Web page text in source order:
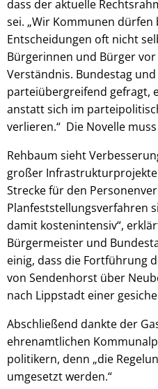
dass der aktuelle
sei. „Wir Kommunen
Entscheidungen oft nicht
Bürgerinnen und Bürger
Verständnis. Bundestag
parteiübergreifend gefragt,
anstatt sich im
verlieren.“ Die Novelle
Rehbaum sieht
großer Infrastrukturprojekte
Strecke für den
Planfeststellungsverfahren
damit kostenintensiv“,
Bürgermeister und
einig, dass die Fortführung
von Sendenhorst über
nach Lippstadt einer
Abschließend dankte der
ehrenamtlichen
politikern, denn „die
umgesetzt werden.“